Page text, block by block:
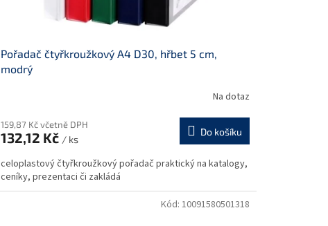
Pořadač čtyřkroužkový A4 D30, hřbet 5 cm,
modrý
Na dotaz
159,87 Kč včetně DPH
132,12 Kč / ks
Do košíku
celoplastový čtyřkroužkový pořadač praktický na katalogy,
ceníky, prezentaci či zakládá
Kód: 10091580501318